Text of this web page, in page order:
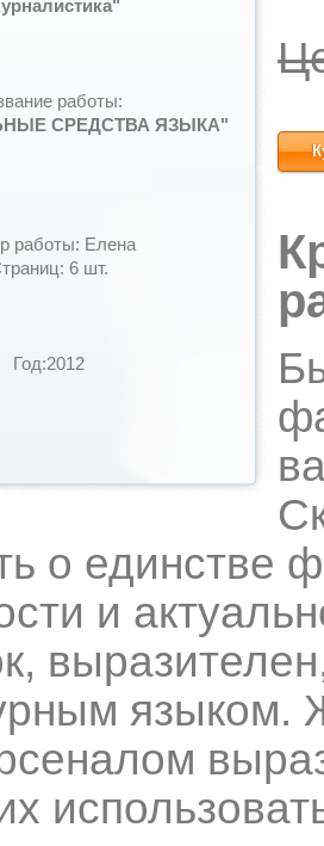
работы:
СРЕДСТВА ЯЗЫКА"
работы: Елена
6 шт.
Год:2012
о единстве
и
языком.